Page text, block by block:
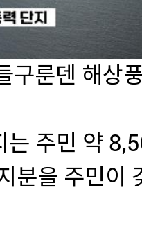
구룬덴 해상
는 주민 약
분을 주민이